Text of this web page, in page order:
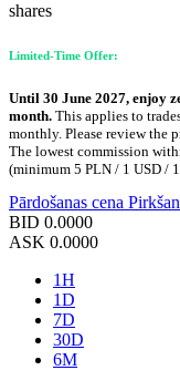
shares
Limited-Time Offer:
Until 30 June 2027, enjoy
month. This applies to
monthly. Please review the
The lowest commission
(minimum 5 PLN / 1 USD /
Pārdošanas cena
BID 0.0000
ASK 0.0000
1H
1D
7D
30D
6M